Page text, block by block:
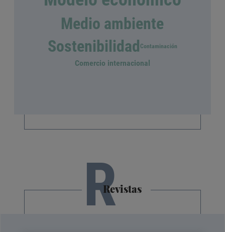
Medio ambiente
Sostenibilidad Contaminación
Comercio internacional
RRevistas